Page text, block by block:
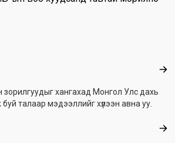
зорилгуудыг хангахад Монгол Улс дахь
талаар мэдээллийг хүлээн авна уу.